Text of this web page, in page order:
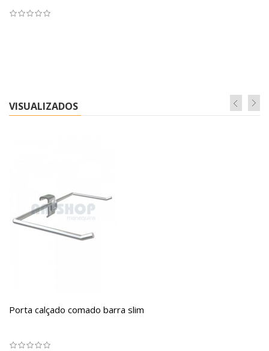
VISUALIZADOS
Porta calçado comado barra slim